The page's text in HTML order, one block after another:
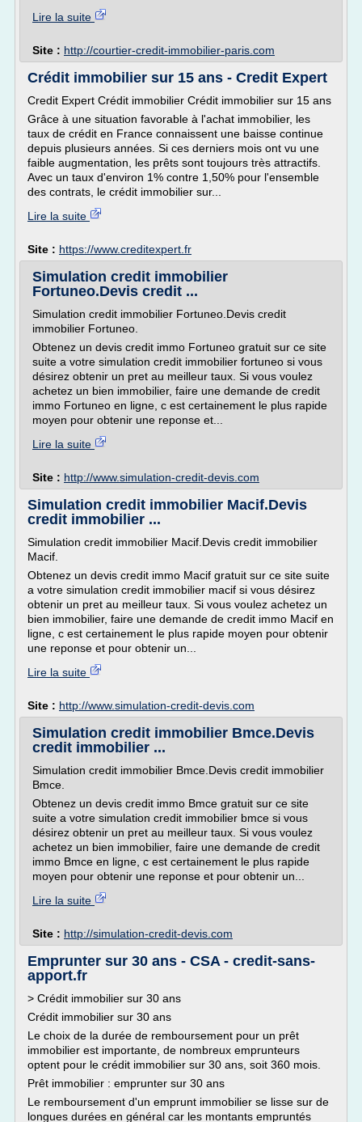
Lire la suite
Site : http://courtier-credit-immobilier-paris.com
Crédit immobilier sur 15 ans - Credit Expert
Credit Expert Crédit immobilier Crédit immobilier sur 15 ans
Grâce à une situation favorable à l'achat immobilier, les
taux de crédit en France connaissent une baisse continue
depuis plusieurs années. Si ces derniers mois ont vu une
faible augmentation, les prêts sont toujours très attractifs.
Avec un taux d'environ 1% contre 1,50% pour l'ensemble
des contrats, le crédit immobilier sur...
Lire la suite
Site : https://www.creditexpert.fr
Simulation credit immobilier
Fortuneo.Devis credit ...
Simulation credit immobilier Fortuneo.Devis credit
immobilier Fortuneo.
Obtenez un devis credit immo Fortuneo gratuit sur ce site
suite a votre simulation credit immobilier fortuneo si vous
désirez obtenir un pret au meilleur taux. Si vous voulez
achetez un bien immobilier, faire une demande de credit
immo Fortuneo en ligne, c est certainement le plus rapide
moyen pour obtenir une reponse et...
Lire la suite
Site : http://www.simulation-credit-devis.com
Simulation credit immobilier Macif.Devis
credit immobilier ...
Simulation credit immobilier Macif.Devis credit immobilier
Macif.
Obtenez un devis credit immo Macif gratuit sur ce site suite
a votre simulation credit immobilier macif si vous désirez
obtenir un pret au meilleur taux. Si vous voulez achetez un
bien immobilier, faire une demande de credit immo Macif en
ligne, c est certainement le plus rapide moyen pour obtenir
une reponse et pour obtenir un...
Lire la suite
Site : http://www.simulation-credit-devis.com
Simulation credit immobilier Bmce.Devis
credit immobilier ...
Simulation credit immobilier Bmce.Devis credit immobilier
Bmce.
Obtenez un devis credit immo Bmce gratuit sur ce site
suite a votre simulation credit immobilier bmce si vous
désirez obtenir un pret au meilleur taux. Si vous voulez
achetez un bien immobilier, faire une demande de credit
immo Bmce en ligne, c est certainement le plus rapide
moyen pour obtenir une reponse et pour obtenir un...
Lire la suite
Site : http://simulation-credit-devis.com
Emprunter sur 30 ans - CSA - credit-sans-
apport.fr
> Crédit immobilier sur 30 ans
Crédit immobilier sur 30 ans
Le choix de la durée de remboursement pour un prêt
immobilier est importante, de nombreux emprunteurs
optent pour le crédit immobilier sur 30 ans, soit 360 mois.
Prêt immobilier : emprunter sur 30 ans
Le remboursement d'un emprunt immobilier se lisse sur de
longues durées en général car les montants empruntés